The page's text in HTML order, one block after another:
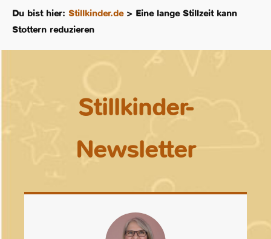
Du bist hier: Stillkinder.de> Eine lange Stillzeit kann
Stottern reduzieren
Stillkinder-
Newsletter